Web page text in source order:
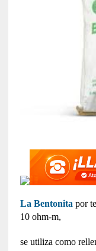
La Bentonita por
10 ohm-m,
se utiliza como